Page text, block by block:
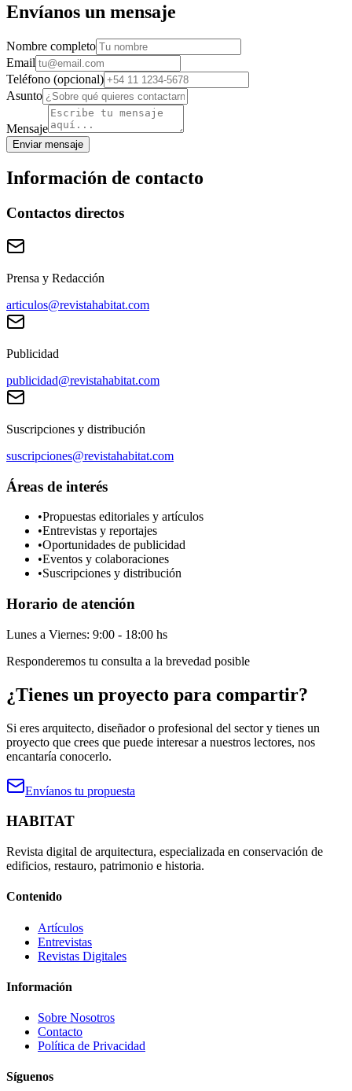
Envíanos un mensaje
Nombre completo
Email
Teléfono (opcional)
Asunto
Mensaje
Enviar mensaje
Información de contacto
Contactos directos
Prensa y Redacción
articulos@revistahabitat.com
Publicidad
publicidad@revistahabitat.com
Suscripciones y distribución
suscripciones@revistahabitat.com
Áreas de interés
•Propuestas editoriales y artículos
•Entrevistas y reportajes
•Oportunidades de publicidad
•Eventos y colaboraciones
•Suscripciones y distribución
Horario de atención
Lunes a Viernes: 9:00 - 18:00 hs
Responderemos tu consulta a la brevedad posible
¿Tienes un proyecto para compartir?
Si eres arquitecto, diseñador o profesional del sector y tienes un
proyecto que crees que puede interesar a nuestros lectores, nos
encantaría conocerlo.
Envíanos tu propuesta
HABITAT
Revista digital de arquitectura, especializada en conservación de
edificios, restauro, patrimonio e historia.
Contenido
Artículos
Entrevistas
Revistas Digitales
Información
Sobre Nosotros
Contacto
Política de Privacidad
Síguenos